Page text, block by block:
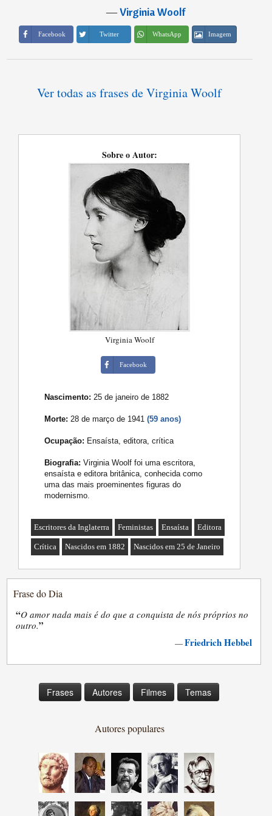
―Virginia Woolf
Facebook Twitter WhatsApp Imagem
Ver todas as frases de Virginia Woolf
Sobre o Autor:
Virginia Woolf
Facebook
Nascimento: 25 de janeiro de 1882
Morte: 28 de março de 1941(59 anos)
Ocupação: Ensaísta, editora, crítica
Biografia: Virginia Woolf foi uma escritora,
ensaísta e editora britânica, conhecida como
uma das mais proeminentes figuras do
modernismo.
Escritores da Inglaterra Feministas Ensaísta Editora
Crítica Nascidos em 1882 Nascidos em 25 de Janeiro
Frase do Dia
“O amor nada mais é do que a conquista de nós próprios no
outro.”
—Friedrich Hebbel
Frases Autores Filmes Temas
Autores populares